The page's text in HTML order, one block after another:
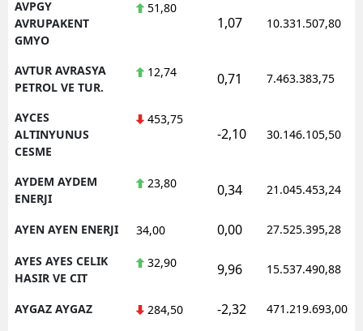
AVPGY
AVRUPAKENT
GMYO
51,80
1,07 10.331.507,80
AVTUR AVRASYA
PETROL VE TUR.
12,74 0,71 7.463.383,75
AYCES
ALTINYUNUS
CESME
453,75
-2,10 30.146.105,50
AYDEM AYDEM
ENERJI
23,80 0,34 21.045.453,24
AYEN AYEN ENERJI 34,00 0,00 27.525.395,28
AYES AYES CELIK
HASIR VE CIT
32,90 9,96 15.537.490,88
AYGAZ AYGAZ 284,50 -2,32 471.219.693,00